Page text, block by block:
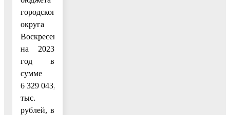
городского
округа
Воскресенск
на 2023
год в
сумме
6 329 043,6
тыс.
рублей, в